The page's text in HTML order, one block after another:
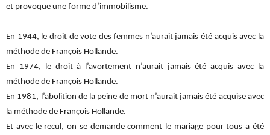
et provoque une forme d’immobilisme.
En 1944, le droit de vote des femmes n’aurait jamais été acquis avec la
méthode de François Hollande.
En 1974, le droit à l’avortement n’aurait jamais été acquis avec la
méthode de François Hollande.
En 1981, l’abolition de la peine de mort n’aurait jamais été acquise avec
la méthode de François Hollande.
Et avec le recul, on se demande comment le mariage pour tous a été